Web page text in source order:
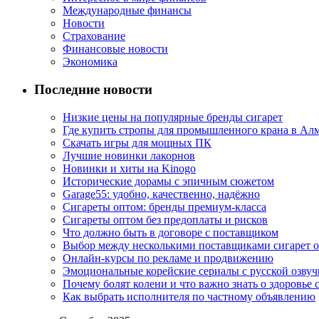
Международные финансы
Новости
Страхование
Финансовые новости
Экономика
Последние новости
Низкие цены на популярные бренды сигарет
Где купить стропы для промышленного крана в
Скачать игры для мощных ПК
Лучшие новинки лакорнов
Новинки и хиты на Kinogo
Исторические дорамы с эпичным сюжетом
Garage55: удобно, качественно, надёжно
Сигареты оптом: бренды премиум-класса
Сигареты оптом без предоплаты и рисков
Что должно быть в договоре с поставщиком
Выбор между несколькими поставщиками сигарет
Онлайн-курсы по рекламе и продвижению
Эмоциональные корейские сериалы с русской
Почему болят колени и что важно знать о здоровье
Как выбрать исполнителя по частному объявлению